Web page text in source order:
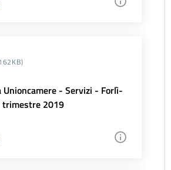
- Servizi - Forlì-
trimestre 2019